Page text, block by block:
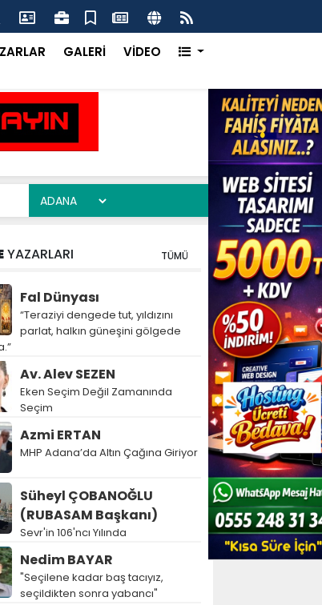
Uluslararası Vitrinde Yerini Aldı
GALERİ VİDEO
YAZARLARI TÜMÜ
Fal Dünyası
“Teraziyi dengede tut, yıldızını
parlat, halkın güneşini gölgede
Av. Alev SEZEN
Eken Seçim Değil Zamanında
Seçim
Azmi ERTAN
MHP Adana’da Altın Çağına Giriyor
Süheyl ÇOBANOĞLU
(RUBASAM Başkanı)
Sevr'in 106'ncı Yılında
Nedim BAYAR
"Seçilene kadar baş tacıyız,
seçildikten sonra yabancı"